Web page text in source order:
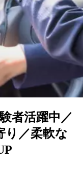
者活躍中／
り／柔軟な